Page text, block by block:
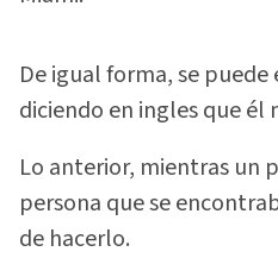
De igual forma, se puede
diciendo en ingles que él
Lo anterior, mientras un
persona que se
de hacerlo.